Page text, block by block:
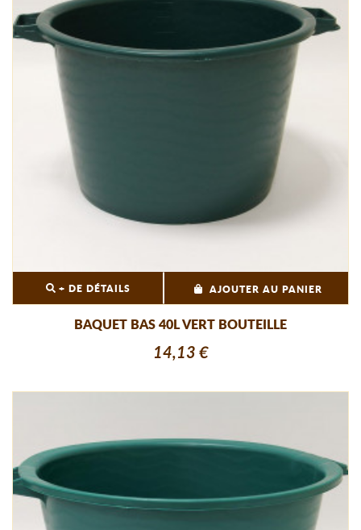
+ DE DÉTAILS AJOUTER AU PANIER
BAQUET BAS 40L VERT BOUTEILLE
14,13 €